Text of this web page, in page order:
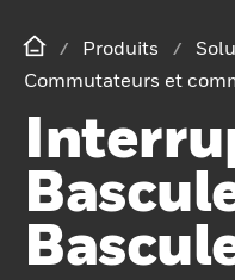
Produits
Commutateurs et